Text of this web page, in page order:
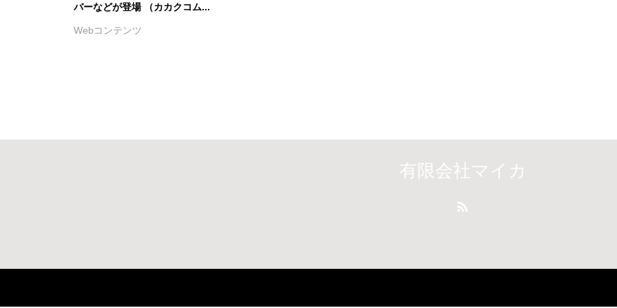
バーなどが登場 （カカクコム...
Webコンテンツ
有限会社マイカ